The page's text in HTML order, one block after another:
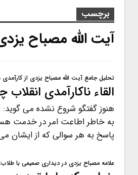
برچسب
آیت الله مصباح
تحلیل جامع آیت الله مصباح یزدی از کارآمدی
القاء ناکارآمدی
هنوز گفتگو شروع نشده می گوید:
به خاطر اطاعت امر در خدمت
پاسخ به هر سوالی که از ایشان
علامه مصباح یزدی در دیداری صمیمی با طلاب: